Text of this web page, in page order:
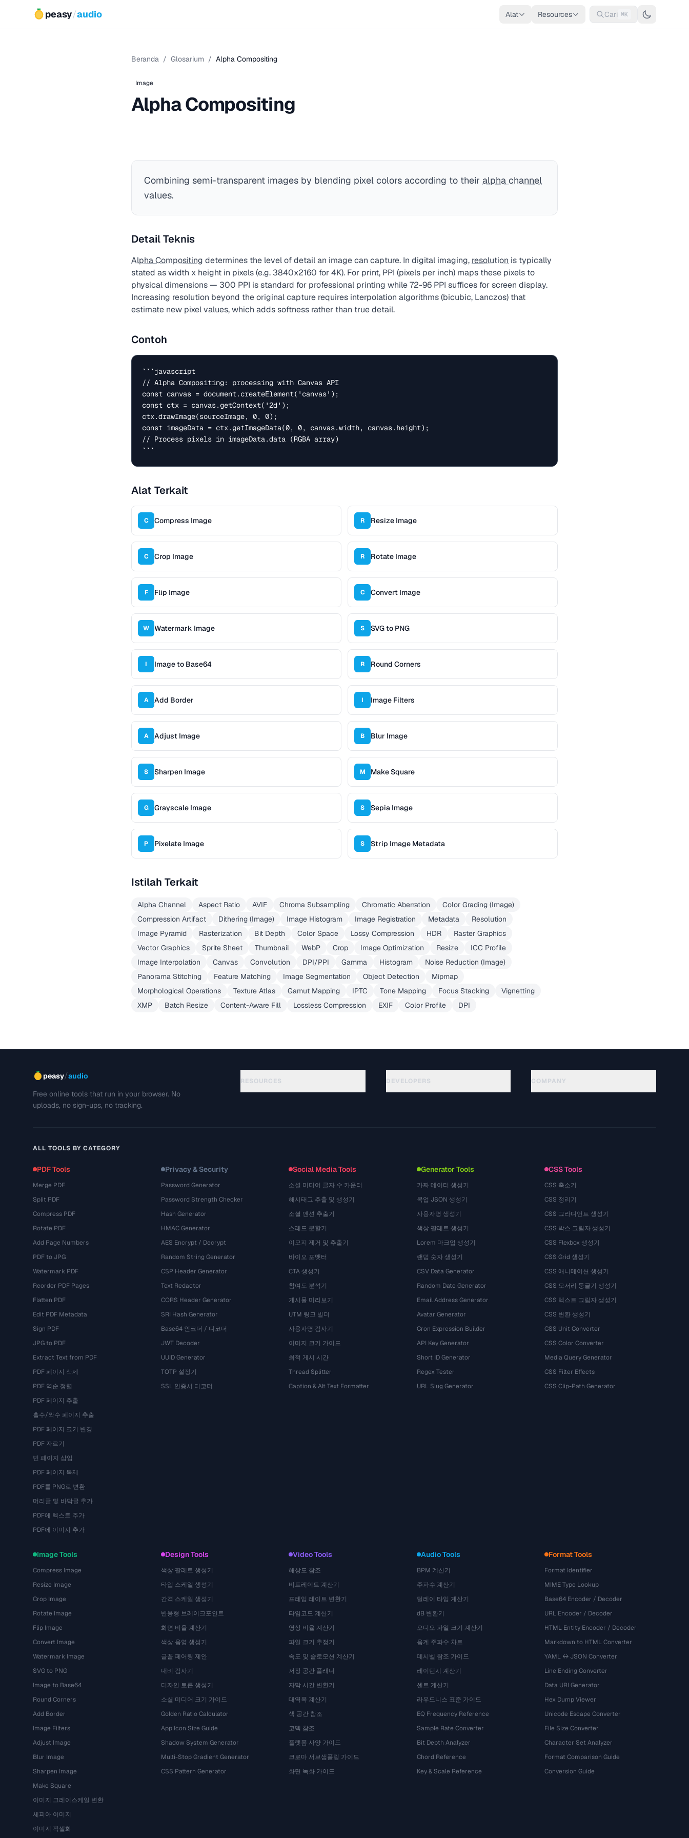
peasy/audio Alat Resources Cari ⌘K
Beranda / Glosarium / Alpha Compositing
Image
Alpha Compositing
Combining semi-transparent images by blending pixel colors according to their alpha channel
values.
Detail Teknis
Alpha Compositing determines the level of detail an image can capture. In digital imaging, resolution is typically
stated as width x height in pixels (e.g. 3840x2160 for 4K). For print, PPI (pixels per inch) maps these pixels to
physical dimensions — 300 PPI is standard for professional printing while 72-96 PPI suffices for screen display.
Increasing resolution beyond the original capture requires interpolation algorithms (bicubic, Lanczos) that
estimate new pixel values, which adds softness rather than true detail.
Contoh
```javascript
// Alpha Compositing: processing with Canvas API
const canvas = document.createElement('canvas');
const ctx = canvas.getContext('2d');
ctx.drawImage(sourceImage, 0, 0);
const imageData = ctx.getImageData(0, 0, canvas.width, canvas.height);
// Process pixels in imageData.data (RGBA array)
```
Alat Terkait
C Compress Image R Resize Image
C Crop Image R Rotate Image
F Flip Image C Convert Image
W Watermark Image S SVG to PNG
I Image to Base64 R Round Corners
A Add Border I Image Filters
A Adjust Image B Blur Image
S Sharpen Image M Make Square
G Grayscale Image S Sepia Image
P Pixelate Image S Strip Image Metadata
Istilah Terkait
Alpha Channel Aspect Ratio AVIF Chroma Subsampling Chromatic Aberration
Color Grading (Image)
Compression Artifact
Dithering (Image) Image Histogram Image Registration Metadata
Resolution
Image Pyramid
Rasterization Bit Depth Color Space Lossy Compression HDR
Raster Graphics
Vector Graphics
Sprite Sheet Thumbnail WebP Crop Image Optimization Resize
ICC Profile
Image Interpolation
Canvas Convolution DPI/PPI Gamma Histogram
Noise Reduction (Image)
Panorama Stitching
Feature Matching Image Segmentation Object Detection
Mipmap
Morphological Operations
Texture Atlas Gamut Mapping IPTC Tone Mapping Focus Stacking
Vignetting
XMP
Batch Resize Content-Aware Fill Lossless Compression EXIF Color Profile DPI
peasy/audio
Free online tools that run in your browser. No
uploads, no sign-ups, no tracking.
RESOURCES DEVELOPERS COMPANY
ALL TOOLS BY CATEGORY
PDF Tools
Merge PDF
Split PDF
Compress PDF
Rotate PDF
Add Page Numbers
PDF to JPG
Watermark PDF
Reorder PDF Pages
Flatten PDF
Edit PDF Metadata
Sign PDF
JPG to PDF
Extract Text from PDF
PDF 페이지 삭제
PDF 역순 정렬
PDF 페이지 추출
홀수/짝수 페이지 추출
PDF 페이지 크기 변경
PDF 자르기
빈 페이지 삽입
PDF 페이지 복제
PDF를 PNG로 변환
머리글 및 바닥글 추가
PDF에 텍스트 추가
PDF에 이미지 추가
Privacy & Security
Password Generator
Password Strength Checker
Hash Generator
HMAC Generator
AES Encrypt / Decrypt
Random String Generator
CSP Header Generator
Text Redactor
CORS Header Generator
SRI Hash Generator
Base64 인코더 / 디코더
JWT Decoder
UUID Generator
TOTP 설정기
SSL 인증서 디코더
Social Media Tools
소셜 미디어 글자 수 카운터
해시태그 추출 및 생성기
소셜 멘션 추출기
스레드 분할기
이모지 제거 및 추출기
바이오 포맷터
CTA 생성기
참여도 분석기
게시물 미리보기
UTM 링크 빌더
사용자명 검사기
이미지 크기 가이드
최적 게시 시간
Thread Splitter
Caption & Alt Text Formatter
Generator Tools
가짜 데이터 생성기
목업 JSON 생성기
사용자명 생성기
색상 팔레트 생성기
Lorem 마크업 생성기
랜덤 숫자 생성기
CSV Data Generator
Random Date Generator
Email Address Generator
Avatar Generator
Cron Expression Builder
API Key Generator
Short ID Generator
Regex Tester
URL Slug Generator
CSS Tools
CSS 축소기
CSS 정리기
CSS 그라디언트 생성기
CSS 박스 그림자 생성기
CSS Flexbox 생성기
CSS Grid 생성기
CSS 애니메이션 생성기
CSS 모서리 둥글기 생성기
CSS 텍스트 그림자 생성기
CSS 변환 생성기
CSS Unit Converter
CSS Color Converter
Media Query Generator
CSS Filter Effects
CSS Clip-Path Generator
Image Tools
Compress Image
Resize Image
Crop Image
Rotate Image
Flip Image
Convert Image
Watermark Image
SVG to PNG
Image to Base64
Round Corners
Add Border
Image Filters
Adjust Image
Blur Image
Sharpen Image
Make Square
이미지 그레이스케일 변환
세피아 이미지
이미지 픽셀화
Design Tools
색상 팔레트 생성기
타입 스케일 생성기
간격 스케일 생성기
반응형 브레이크포인트
화면 비율 계산기
색상 음영 생성기
글꼴 페어링 제안
대비 검사기
디자인 토큰 생성기
소셜 미디어 크기 가이드
Golden Ratio Calculator
App Icon Size Guide
Shadow System Generator
Multi-Stop Gradient Generator
CSS Pattern Generator
Video Tools
해상도 참조
비트레이트 계산기
프레임 레이트 변환기
타임코드 계산기
영상 비율 계산기
파일 크기 추정기
속도 및 슬로모션 계산기
저장 공간 플래너
자막 시간 변환기
대역폭 계산기
색 공간 참조
코덱 참조
플랫폼 사양 가이드
크로마 서브샘플링 가이드
화면 녹화 가이드
Audio Tools
BPM 계산기
주파수 계산기
딜레이 타임 계산기
dB 변환기
오디오 파일 크기 계산기
음계 주파수 차트
데시벨 참조 가이드
레이턴시 계산기
센트 계산기
라우드니스 표준 가이드
EQ Frequency Reference
Sample Rate Converter
Bit Depth Analyzer
Chord Reference
Key & Scale Reference
Format Tools
Format Identifier
MIME Type Lookup
Base64 Encoder / Decoder
URL Encoder / Decoder
HTML Entity Encoder / Decoder
Markdown to HTML Converter
YAML ↔ JSON Converter
Line Ending Converter
Data URI Generator
Hex Dump Viewer
Unicode Escape Converter
File Size Converter
Character Set Analyzer
Format Comparison Guide
Conversion Guide